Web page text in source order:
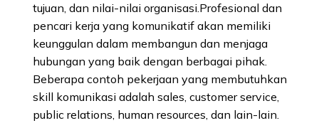
tujuan, dan nilai-nilai organisasi.Profesional dan
pencari kerja yang komunikatif akan memiliki
keunggulan dalam membangun dan menjaga
hubungan yang baik dengan berbagai pihak.
Beberapa contoh pekerjaan yang membutuhkan
skill komunikasi adalah sales, customer service,
public relations, human resources, dan lain-lain.